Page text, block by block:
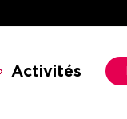
Activités